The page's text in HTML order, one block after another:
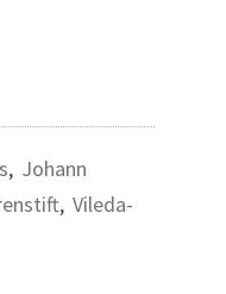
, Johann
, Vileda-